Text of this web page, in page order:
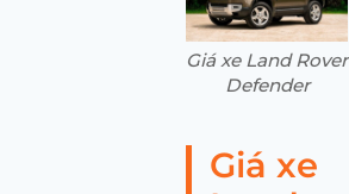
Giá xe Land Rover
Defender
Giá xe